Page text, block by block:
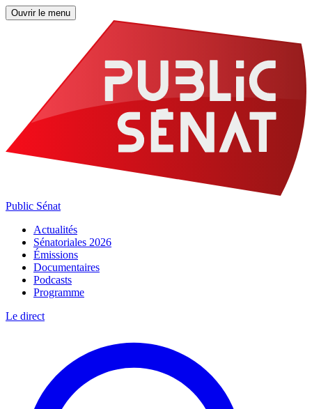
Ouvrir le menu
Public Sénat
Actualités
Sénatoriales 2026
Émissions
Documentaires
Podcasts
Programme
Le direct